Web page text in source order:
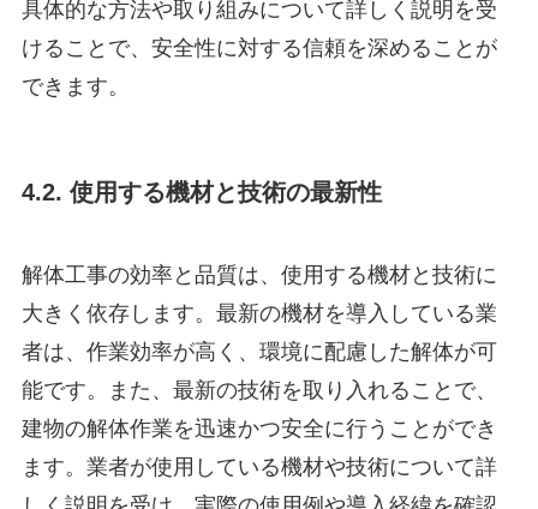
具体的な方法や取り組みについて詳しく説明を受
けることで、安全性に対する信頼を深めることが
できます。
4.2. 使用する機材と技術の最新性
解体工事の効率と品質は、使用する機材と技術に
大きく依存します。最新の機材を導入している業
者は、作業効率が高く、環境に配慮した解体が可
能です。また、最新の技術を取り入れることで、
建物の解体作業を迅速かつ安全に行うことができ
ます。業者が使用している機材や技術について詳